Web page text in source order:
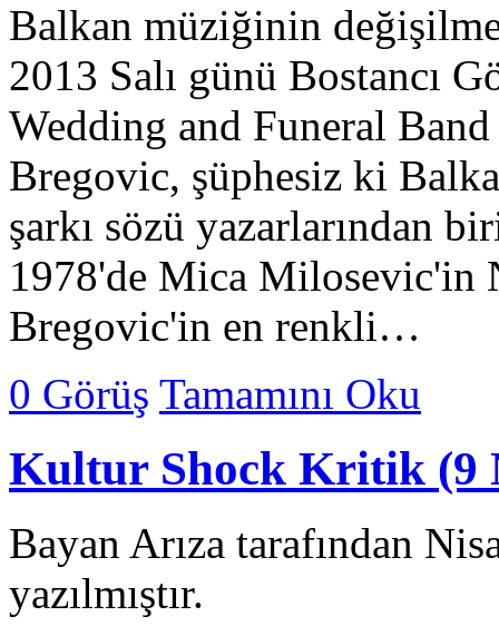
Balkan müziğinin
2013 Salı günü Bostancı
Wedding and Funeral
Bregovic, şüphesiz ki
şarkı sözü yazarlarından
1978'de Mica Milosevic'in
Bregovic'in en renkli…
0 Görüş Tamamını Oku
Kultur Shock Kritik (9
Bayan Arıza tarafından
yazılmıştır.